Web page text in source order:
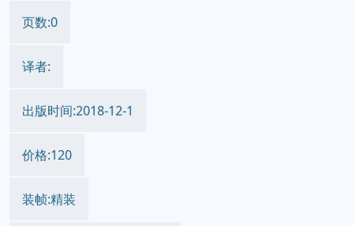
页数:0
译者:
出版时间:2018-12-1
价格:120
装帧:精装